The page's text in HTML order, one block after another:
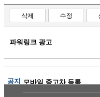
삭제 수정
파워링크 광고
공지 모바일 중고차 등록